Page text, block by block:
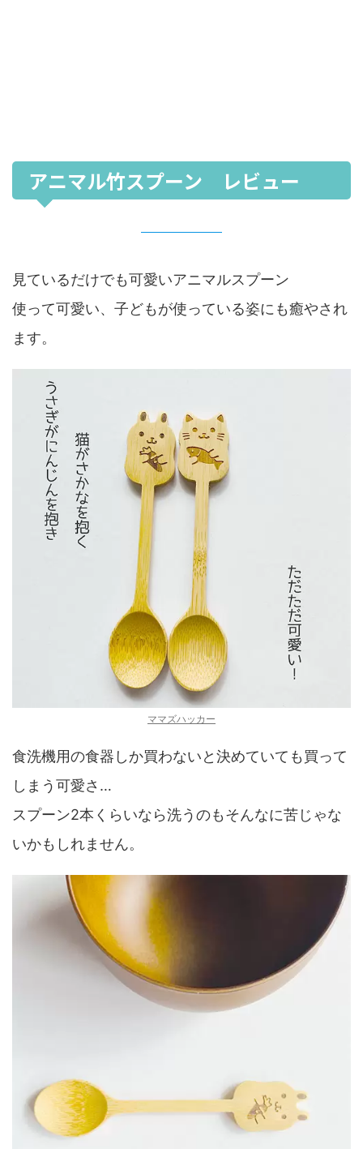
アニマル竹スプーン レビュー
見ているだけでも可愛いアニマルスプーン
使って可愛い、子どもが使っている姿にも癒やされ
ます。
ママズハッカー
食洗機用の食器しか買わないと決めていても買って
しまう可愛さ…
スプーン2本くらいなら洗うのもそんなに苦じゃな
いかもしれません。